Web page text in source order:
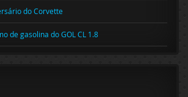
do Corvette
de gasolina do GOL CL 1.8